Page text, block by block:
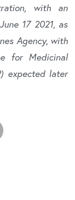
with an
17 2021, as
Agency, with
for Medicinal
expected later